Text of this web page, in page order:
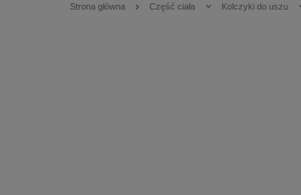
Strona główna Część ciała Kolczyki do uszu